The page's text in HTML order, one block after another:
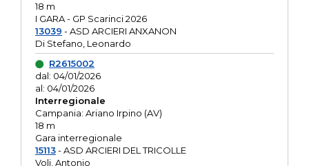
18 m
I GARA - GP Scarinci 2026
13039 - ASD ARCIERI ANXANON
Di Stefano, Leonardo
R2615002
dal: 04/01/2026
al: 04/01/2026
Interregionale
Campania: Ariano Irpino (AV)
18 m
Gara interregionale
15113- ASD ARCIERI DEL TRICOLLE
Voli, Antonio